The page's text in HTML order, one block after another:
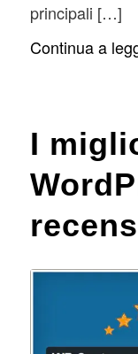
principali […]
Continua a
I